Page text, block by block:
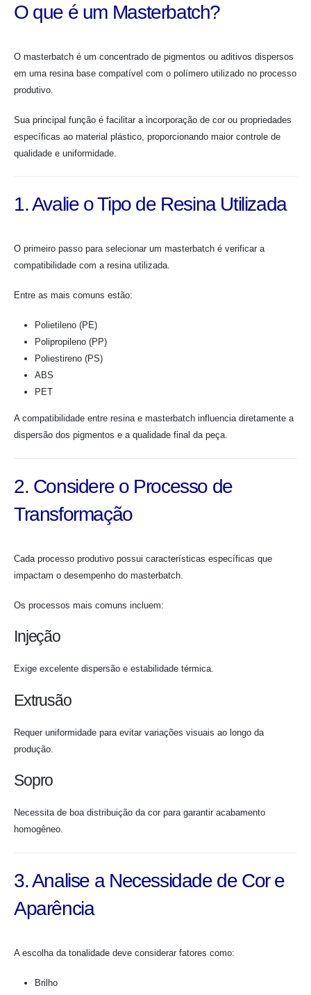
O que é um Masterbatch?
O masterbatch é um concentrado de pigmentos ou aditivos dispersos
em uma resina base compatível com o polímero utilizado no processo
produtivo.
Sua principal função é facilitar a incorporação de cor ou propriedades
específicas ao material plástico, proporcionando maior controle de
qualidade e uniformidade.
1. Avalie o Tipo de Resina Utilizada
O primeiro passo para selecionar um masterbatch é verificar a
compatibilidade com a resina utilizada.
Entre as mais comuns estão:
Polietileno (PE)
Polipropileno (PP)
Poliestireno (PS)
ABS
PET
A compatibilidade entre resina e masterbatch influencia diretamente a
dispersão dos pigmentos e a qualidade final da peça.
2. Considere o Processo de
Transformação
Cada processo produtivo possui características específicas que
impactam o desempenho do masterbatch.
Os processos mais comuns incluem:
Injeção
Exige excelente dispersão e estabilidade térmica.
Extrusão
Requer uniformidade para evitar variações visuais ao longo da
produção.
Sopro
Necessita de boa distribuição da cor para garantir acabamento
homogêneo.
3. Analise a Necessidade de Cor e
Aparência
A escolha da tonalidade deve considerar fatores como:
Brilho